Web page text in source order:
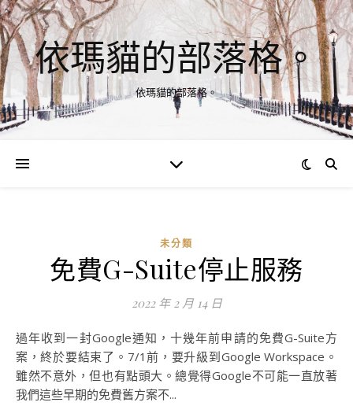
依瑪貓的部落格。
依瑪貓的部落格。
未分類
免費G-Suite停止服務
2022 年 2 月 14 日
過年收到一封Google通知，十幾年前申請的免費G-Suite方
案，終於要結束了。7/1前，要升級到Google Workspace。
雖然不意外，但也有點頭大。總覺得Google不可能一直放著
我們這些早期的免費舊方案不...